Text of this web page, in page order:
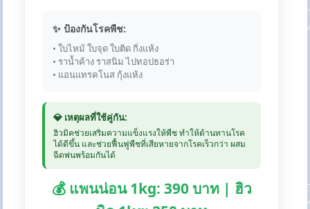
✨ ป้องกันโรคพืช:
• ใบไหม้ ใบจุด ใบติด กิ่งแห้ง
• ราน้ำค้าง ราสนิม ไปทอปธอร่า
• แอนแทรคโนส กุ้งแห้ง
💎 เหตุผลที่ใช้คู่กัน:
ฮิวมิคช่วยเสริมความแข็งแรงให้พืช ทำให้ต้านทานโรค
ได้ดีขึ้น และช่วยฟื้นฟูพืชที่เสียหายจากโรคเร็วกว่า ผสม
ฉีดพ่นพร้อมกันได้
💰 แพนน่อน 1kg: 390 บาท | ฮิว